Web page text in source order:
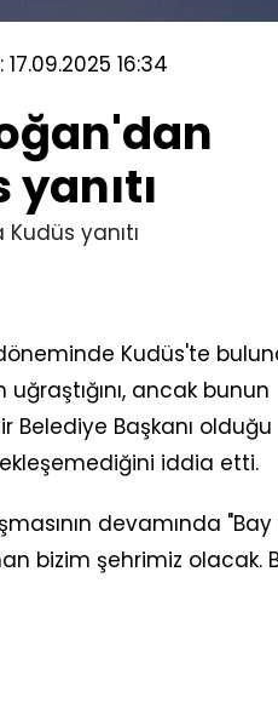
16:34
Kudüs'te
uğraştığını, ancak bunun
Belediye Başkanı olduğu
iddia etti.
devamında "Bay
bizim şehrimiz olacak.